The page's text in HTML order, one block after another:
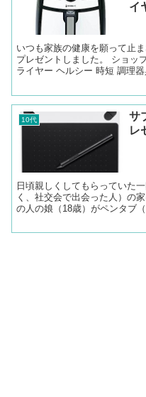
イ
いつも家族の健康を願って止
プレゼントしました。 ショッ
ライヤー ヘルシー 時短 調理
10代
サ
レ
日頃親しくしてもらっていた
く、社交会で出会った人）の
の人の娘（18歳）がペンタブ
道具）を欲しがっていたのを